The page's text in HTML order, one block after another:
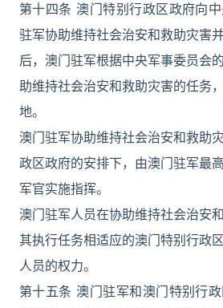
第十四条 澳门特别行政区政府向
驻军协助维持社会治安和救助灾害
后，澳门驻军根据中央军事委员会
助维持社会治安和救助灾害的任务
地。
澳门驻军协助维持社会治安和救助
政区政府的安排下，由澳门驻军最
军官实施指挥。
澳门驻军人员在协助维持社会治安
其执行任务相适应的澳门特别行政
人员的权力。
第十五条 澳门驻军和澳门特别行